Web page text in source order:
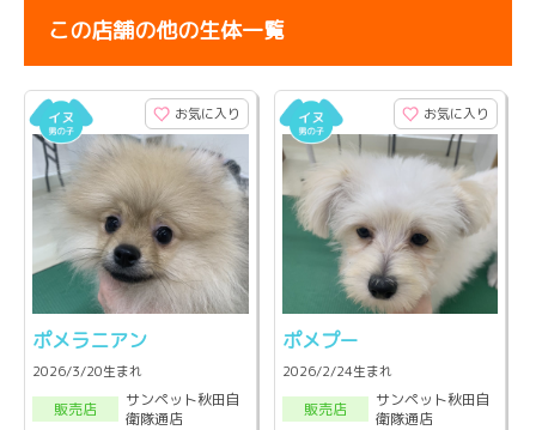
この店舗の他の生体一覧
お気に入り
ポメラニアン
2026/3/20生まれ
販売店
サンペット秋田自
衛隊通店
お気に入り
ポメプー
2026/2/24生まれ
販売店
サンペット秋田自
衛隊通店